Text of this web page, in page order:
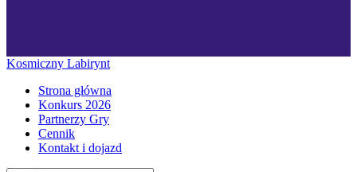
Kosmiczny Labirynt
Strona główna
Konkurs 2026
Partnerzy Gry
Cennik
Kontakt i dojazd